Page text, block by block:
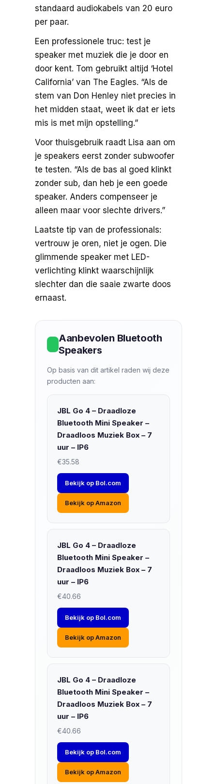
standaard audiokabels van 20 euro
per paar.
Een professionele truc: test je
speaker met muziek die je door en
door kent. Tom gebruikt altijd ‘Hotel
California’ van The Eagles. “Als de
stem van Don Henley niet precies in
het midden staat, weet ik dat er iets
mis is met mijn opstelling.”
Voor thuisgebruik raadt Lisa aan om
je speakers eerst zonder subwoofer
te testen. “Als de bas al goed klinkt
zonder sub, dan heb je een goede
speaker. Anders compenseer je
alleen maar voor slechte drivers.”
Laatste tip van de professionals:
vertrouw je oren, niet je ogen. Die
glimmende speaker met LED-
verlichting klinkt waarschijnlijk
slechter dan die saaie zwarte doos
ernaast.
Aanbevolen Bluetooth
Speakers
Op basis van dit artikel raden wij deze
producten aan:
JBL Go 4 – Draadloze
Bluetooth Mini Speaker –
Draadloos Muziek Box – 7
uur – IP6
€35.58
Bekijk op Bol.com
Bekijk op Amazon
JBL Go 4 – Draadloze
Bluetooth Mini Speaker –
Draadloos Muziek Box – 7
uur – IP6
€40.66
Bekijk op Bol.com
Bekijk op Amazon
JBL Go 4 – Draadloze
Bluetooth Mini Speaker –
Draadloos Muziek Box – 7
uur – IP6
€40.66
Bekijk op Bol.com
Bekijk op Amazon